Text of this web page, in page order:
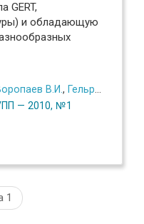
GERT,
и обладающую
В.И. , Гельруд Я.Д.
— 2010, №1
1